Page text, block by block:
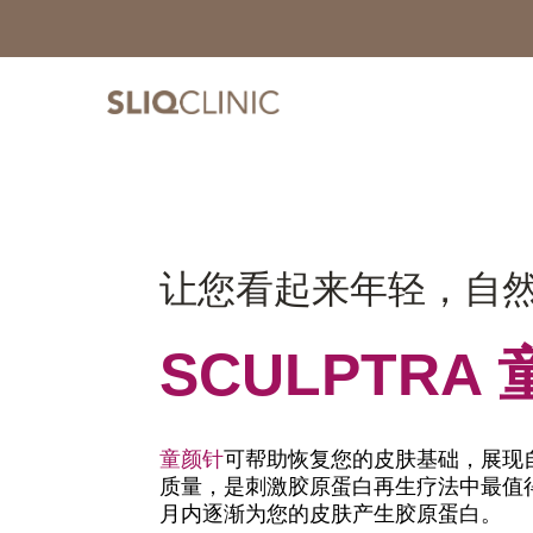
让您看起来年轻， 自
SCULPTRA
童颜针可帮助恢复您的皮肤基础，展
质量，是刺激胶原蛋白再生疗法中最
月内逐渐为您的皮肤产生胶原蛋白。